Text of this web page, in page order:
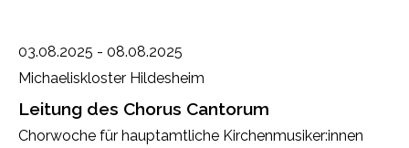
© 2026 Annedore Hacker-Jakobi
03.08.2025 - 08.08.2025
Michaeliskloster Hildesheim
Leitung des Chorus Cantorum
Chorwoche für hauptamtliche Kirchenmusiker:innen